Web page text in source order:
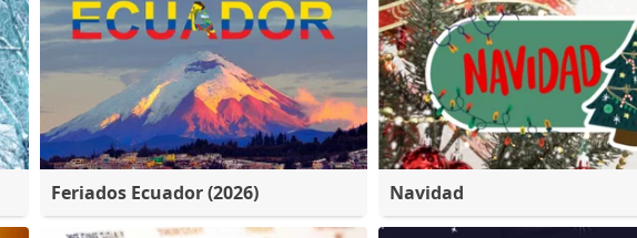
Feriados Ecuador (2026) Navidad